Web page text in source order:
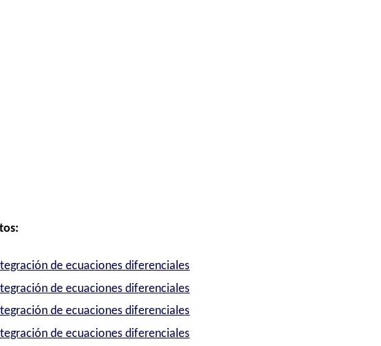
de ecuaciones diferenciales
de ecuaciones diferenciales
de ecuaciones diferenciales
de ecuaciones diferenciales